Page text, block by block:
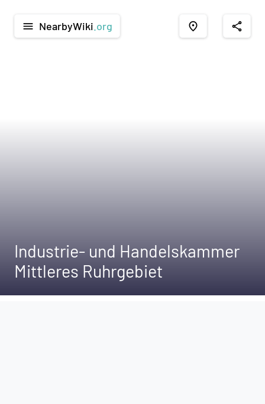
menu NearbyWiki .org place share
Industrie- und Handelskammer
Mittleres Ruhrgebiet